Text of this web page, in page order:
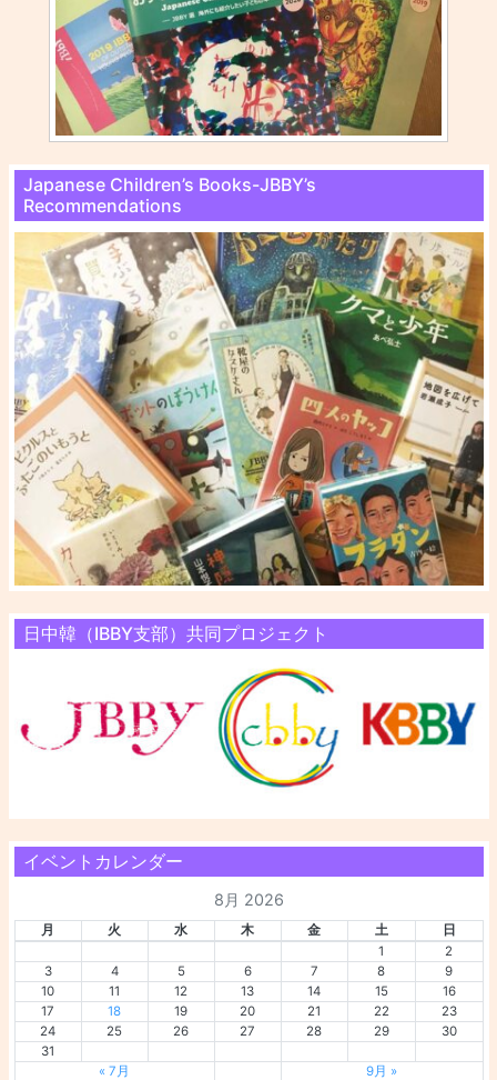
Japanese Children’s Books-JBBY’s
Recommendations
日中韓（IBBY支部）共同プロジェクト
イベントカレンダー
8月 2026
月 火 水 木 金 土
日
1
2
3
4 5 6 7 8
9
10
11 12 13 14 15
16
17
18 19 20 21 22
23
24
25 26 27 28 29
30
31
« 7月
9月 »